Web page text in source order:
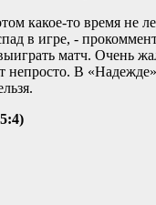
какое-то время не
в игре, -
матч. Очень
непросто. В